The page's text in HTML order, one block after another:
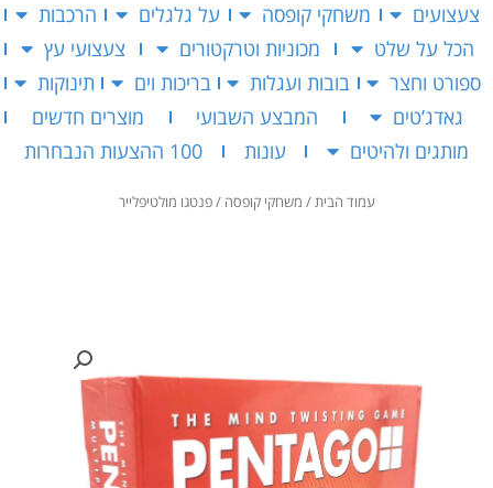
צעצועים משחקי קופסה על גלגלים
הרכבות
הכל על שלט
מכוניות וטרקטורים
צעצועי עץ
ספורט וחצר
בובות ועגלות בריכות וים
תינוקות
גאדג’טים
המבצע השבועי
מוצרים חדשים
מותגים ולהיטים
עונות 100 ההצעות הנבחרות
עמוד הבית/ משחקי קופסה / פנטגו מולטיפלייר